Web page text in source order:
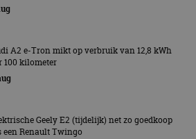
A2 e-Tron mikt op verbruik van 12,8 kWh
100 kilometer
Geely E2 (tijdelijk) net zo goedkoop
een Renault Twingo